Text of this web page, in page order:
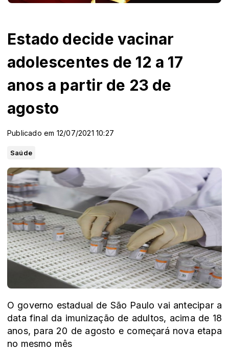
Estado decide vacinar
adolescentes de 12 a 17
anos a partir de 23 de
agosto
Publicado em 12/07/2021 10:27
Saúde
O governo estadual de São Paulo vai antecipar a
data final da imunização de adultos, acima de 18
anos, para 20 de agosto e começará nova etapa
no mesmo mês